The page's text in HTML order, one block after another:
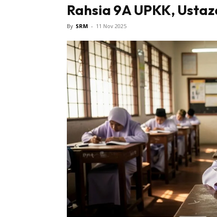
Bintang
Rahsia 9A UPKK,
By SRM - 11 Nov 2025